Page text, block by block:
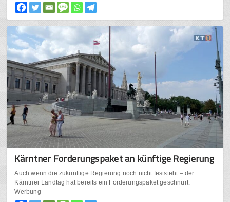
Kärntner Forderungspaket an künftige Regierung
Auch wenn die zukünftige Regierung noch nicht feststeht – der
Kärntner Landtag hat bereits ein Forderungspaket geschnürt.
Werbung